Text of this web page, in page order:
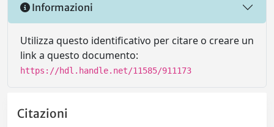
Informazioni
Utilizza questo identificativo per citare o creare un
link a questo documento:
https://hdl.handle.net/11585/911173
Citazioni